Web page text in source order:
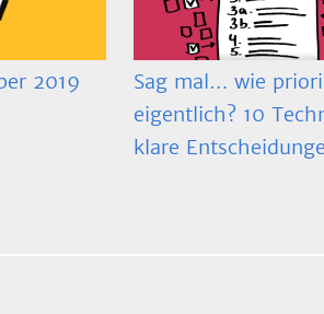
2019
Sag mal… wie
eigentlich? 10
klare